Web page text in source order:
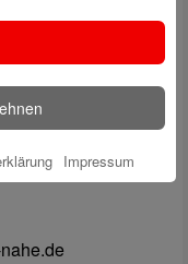
Impressum